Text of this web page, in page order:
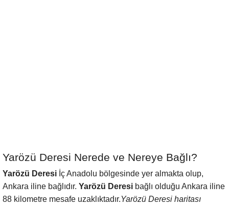
Yarözü Deresi Nerede ve Nereye Bağlı?
Yarözü Deresi İç Anadolu bölgesinde yer almakta olup,
Ankara iline bağlıdır. Yarözü Deresi bağlı olduğu Ankara iline
88 kilometre mesafe uzaklıktadır.Yarözü Deresi haritası